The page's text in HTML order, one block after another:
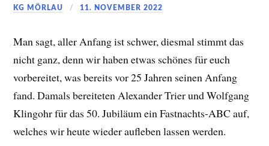
KG MÖRLAU 11. NOVEMBER 2022
Man sagt, aller Anfang ist schwer, diesmal stimmt das
nicht ganz, denn wir haben etwas schönes für euch
vorbereitet, was bereits vor 25 Jahren seinen Anfang
fand. Damals bereiteten Alexander Trier und Wolfgang
Klingohr für das 50. Jubiläum ein Fastnachts-ABC auf,
welches wir heute wieder aufleben lassen werden.